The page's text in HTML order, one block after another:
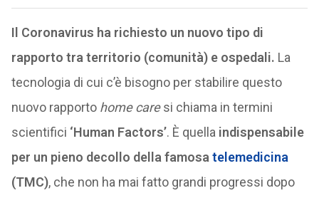
Il Coronavirus ha richiesto un nuovo tipo di
rapporto tra territorio (comunità) e ospedali. La
tecnologia di cui c’è bisogno per stabilire questo
nuovo rapporto home caresi chiama in termini
scientifici ‘Human Factors’. È quella indispensabile
per un pieno decollo della famosa telemedicina
(TMC), che non ha mai fatto grandi progressi dopo